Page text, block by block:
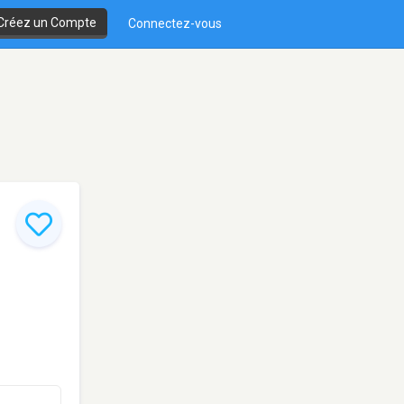
un Compte Connectez-vous